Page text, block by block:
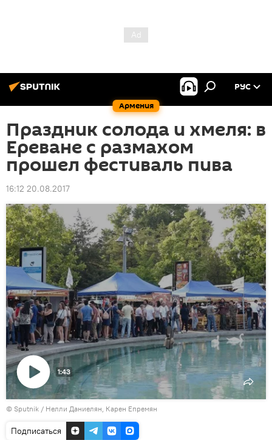
Армения
РУС
Праздник солода и хмеля: в
Ереване с размахом
прошел фестиваль пива
16:12 20.08.2017
Воспроизвести
видео
1:43
© Sputnik / Нелли Даниелян, Карен Епремян
Подписаться